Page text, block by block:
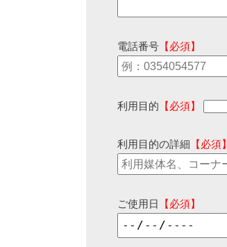
電話番号 【必須】
利用目的 【必須】
利用目的の詳細 【必須】
ご使用日 【必須】